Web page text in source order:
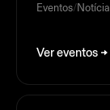
Eventos/
Ver eventos